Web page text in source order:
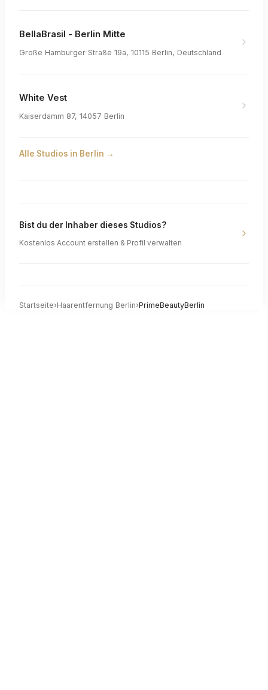
BellaBrasil - Berlin Mitte
Große Hamburger Straße 19a, 10115 Berlin, Deutschland
White Vest
Kaiserdamm 87, 14057 Berlin
Alle Studios in Berlin →
Bist du der Inhaber dieses Studios?
Kostenlos Account erstellen & Profil verwalten
Startseite›Haarentfernung Berlin›PrimeBeautyBerlin